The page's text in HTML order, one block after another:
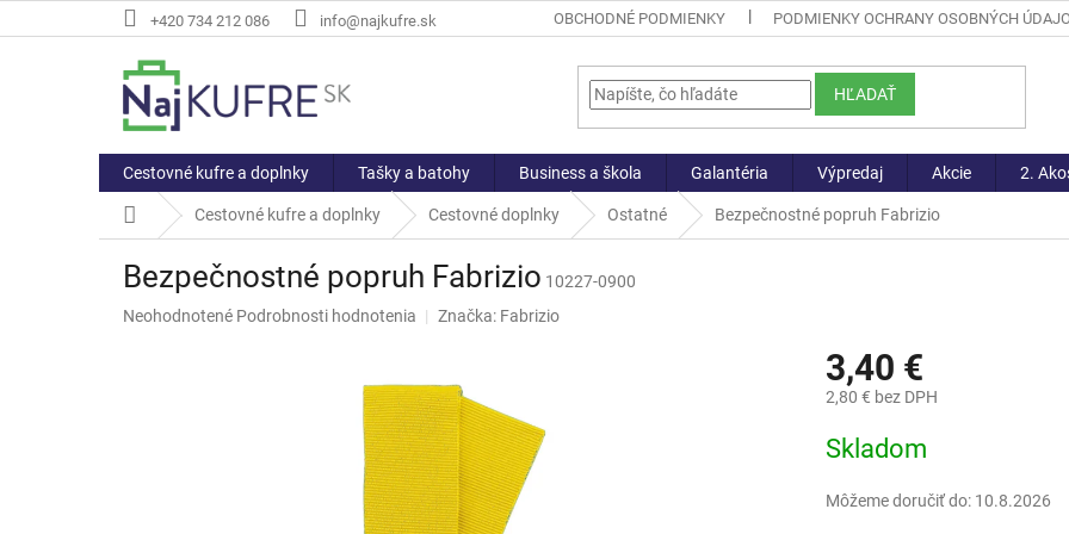
na
+420 734 212 086 info@najkufre.sk OBCHODNÉ PODMIENKY PODMIENKY OCHRANY OSOBNÝCH
HĽADAŤ
Cestovné kufre a doplnky Tašky a batohy Business a škola Galantéria Výpredaj Akcie 2.
DomovCestovné kufre a doplnky Cestovné doplnky Ostatné Bezpečnostné popruh Fabrizio
Bezpečnostné popruh Fabrizio 10227-0900
Priemerné
Neohodnotené Podrobnosti hodnotenia Značka: Fabrizio
3,40 €
2,80 € bez DPH
cena:
Skladom
Môžeme doručiť do: 10.8.2026